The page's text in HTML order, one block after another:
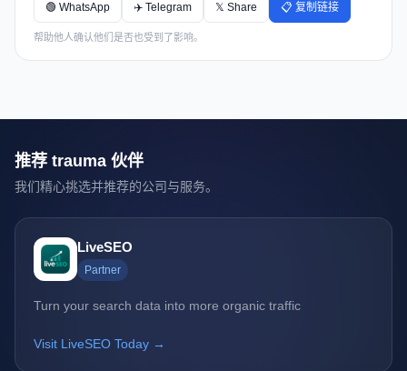
🟢 WhatsApp ✈️ Telegram 𝕏 Share 📋 复制链接
帮助他人确认他们是否也受到了影响。
推荐 trauma 伙伴
我们精心挑选并推荐的公司与服务。
LiveSEO
Partner
Turn your search data into more organic traffic
Visit LiveSEO Today →